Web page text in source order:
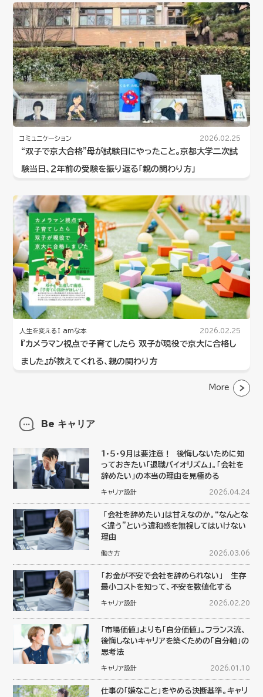
コミュニケーション 2026.02.25
“双子で京大合格”母が試験日にやったこと。京都大学二次試
験当日、２年前の受験を振り返る「親の関わり方」
人生を変えるI amな本 2026.02.25
『カメラマン視点で子育てしたら 双子が現役で京大に合格し
ました』が教えてくれる、親の関わり方
More
Be キャリア
１・５・９月は要注意！ 後悔しないために知
っておきたい「退職バイオリズム」。「会社を
辞めたい」の本当の理由を見極める
キャリア設計 2026.04.24
「会社を辞めたい」は甘えなのか。“なんとな
く違う”という違和感を無視してはいけない
理由
働き方 2026.03.06
「お金が不安で会社を辞められない」 生存
最小コストを知って、不安を数値化する
キャリア設計 2026.02.20
「市場価値」よりも「自分価値」。フランス流、
後悔しないキャリアを築くための「自分軸」の
思考法
キャリア設計 2026.01.10
仕事の「嫌なこと」をやめる決断基準。キャリ